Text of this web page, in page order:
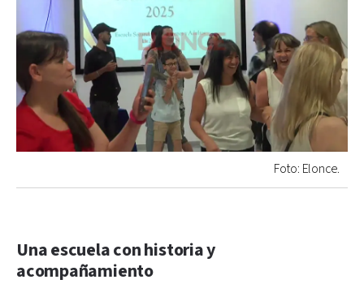
Foto: Elonce.
Una escuela con historia y
acompañamiento